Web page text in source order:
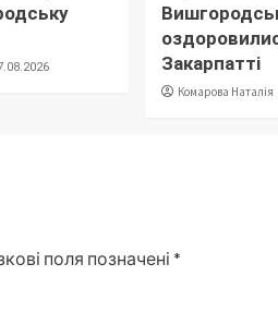
Закарпатті
Комарова Наталія
поля позначені *